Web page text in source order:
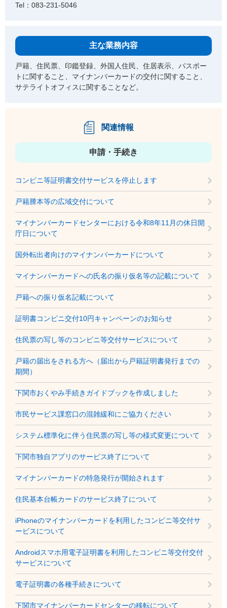
Tel：083-231-5046
主な業務内容
戸籍、住民票、印鑑登録、外国人住民、住居表示、パスポー
トに関すること、マイナンバーカードの交付に関すること、
サテライトオフィスに関することなど。
関連情報
申請・手続き
コンビニ等証明書交付サービスを停止します
戸籍謄本等の広域交付について
マイナンバーカードセンターにおける令和8年11月の休日開
庁日について
国外転出者向けのマイナンバーカードについて
マイナンバーカードへの氏名の振り仮名等の記載について
戸籍への振り仮名記載について
証明書コンビニ交付10円キャンペーンのお知らせ
住民票の写し等のコンビニ等交付サービスについて
戸籍の届出をされる方へ（届出から戸籍証明書発行までの
期間）
下関市おくやみ手続きガイドブックを作成しました
市民サービス課窓口の混雑緩和にご協力ください
システム標準化に伴う住民票の写し等の様式変更について
下関市独自アプリのサービス終了について
マイナンバーカードの特急発行が開始されます
住民基本台帳カードのサービス終了について
iPhoneのマイナンバーカードを利用したコンビニ等交付サ
ービスについて
Androidスマホ用電子証明書を利用したコンビニ等交付交付
サービスについて
電子証明書の各種手続きについて
下関市マイナンバーカードセンターの移転について